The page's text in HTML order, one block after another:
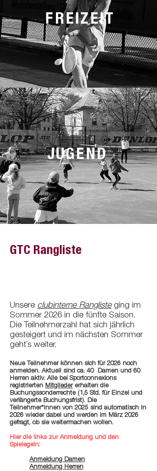
FREIZEIT
JUGEND
GTC Rangliste
Unsere clubinterne Ranglisteging im
Sommer 2026 in die fünfte Saison.
Die Teilnehmerzahl hat sich jährlich
gesteigert und im nächsten Sommer
geht´s weiter.
Neue Teilnehmer können sich für 2026 noch
anmelden. Aktuell sind ca. 40 Damen und 60
Herren aktiv. Alle bei Sportconnexions
registrierten Mitgliedererhalten die
Buchungssonderrechte (1,5 Std. für Einzel und
verlängerte Buchungsfrist). Die
Teilnehmer*innen von 2025 sind automatisch in
2026 wieder dabei und werden im März 2026
gefragt, ob sie weitermachen wollen.
Hier die links zur Anmeldung und den
Spielegeln:
Anmeldung Damen
Anmeldung Herren